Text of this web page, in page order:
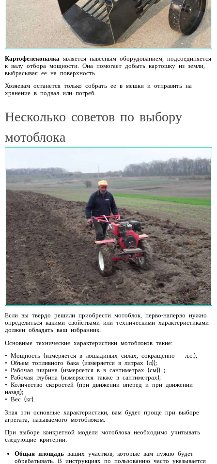
Картофелекопалка является навесным оборудованием, подсоединяется
к валу отбора мощности. Она помогает добыть картошку из земли,
выбрасывая ее на поверхность.
Хозяевам останется только собрать ее в мешки и отправить на
хранение в подвал или погреб.
Несколько советов по выбору
мотоблока
Если вы твердо решили приобрести мотоблок, перво-наперво нужно
определиться какими свойствами или техническими характеристиками
должен обладать ваш избранник.
Основные технические характеристики мотоблоков такие:
• Мощность (измеряется в лошадиных силах, сокращенно – л.с.);
• Объем топливного бака (измеряется в литрах (л));
• Рабочая ширина (измеряется в в сантиметрах (см)) ;
• Рабочая глубина (измеряется также в сантиметрах);
• Количество скоростей (при движении вперед и при движении
назад);
• Вес (кг).
Зная эти основные характеристики, вам будет проще при выборе
агрегата, называемого мотоблоком.
При выборе конкретной модели мотоблока необходимо учитывать
следующие критерии:
Общая площадь ваших участков, которые вам нужно будет
обрабатывать. В инструкциях по пользованию часто указывается